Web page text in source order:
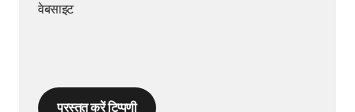
वेबसाइट
प्रस्तुत करें टिप्पणी